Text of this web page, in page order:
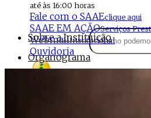
até às 16:00 horas
Fale com o SAAEclique aqui
SAAE EM AÇÃOServiços
WebmailInstitucional
Ouvidoria
Sobre a Instituição
Organograma